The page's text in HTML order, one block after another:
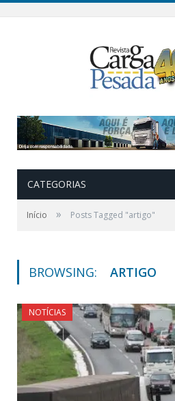
CATEGORIAS
Início » Posts Tagged "artigo"
BROWSING: ARTIGO
NOTÍCIAS